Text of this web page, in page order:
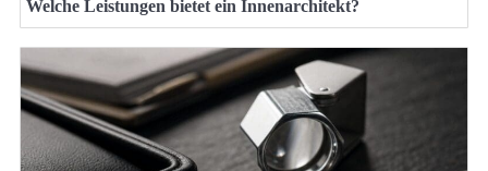
Welche Leistungen bietet ein Innenarchitekt?